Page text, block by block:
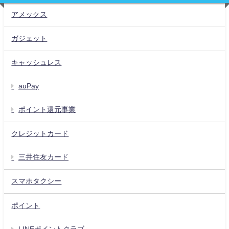
アメックス
ガジェット
キャッシュレス
auPay
ポイント還元事業
クレジットカード
三井住友カード
スマホタクシー
ポイント